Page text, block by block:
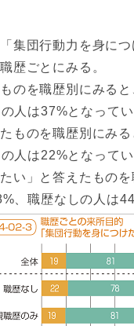
集団行動力を身に
歴ごとにみる。
のを職歴別にみる
人は37%となってい
ものを職歴別にみ
人は22%となってい
い」と答えたもの
、職歴なしの人は